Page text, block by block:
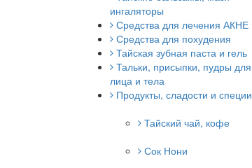
ингаляторы
Средства для лечения АКНЕ
Средства для похудения
Тайская зубная паста и гель
Тальки, присыпки, пудры для
лица и тела
Продукты, сладости и специи
Тайский чай, кофе
Сок Нони